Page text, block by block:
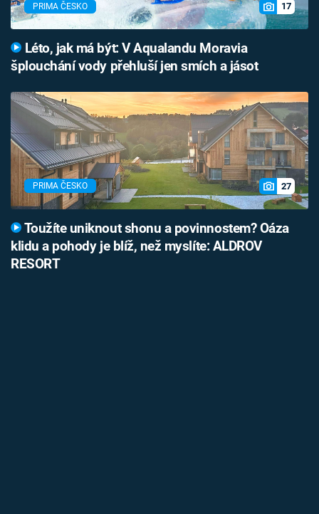
PRIMA ČESKO 17
Léto, jak má být: V Aqualandu Moravia
šplouchání vody přehluší jen smích a jásot
PRIMA ČESKO 27
Toužíte uniknout shonu a povinnostem? Oáza
klidu a pohody je blíž, než myslíte: ALDROV
RESORT